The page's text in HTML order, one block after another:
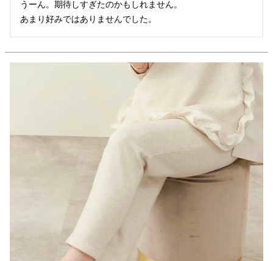
うーん。期待しすぎたのかもしれません。